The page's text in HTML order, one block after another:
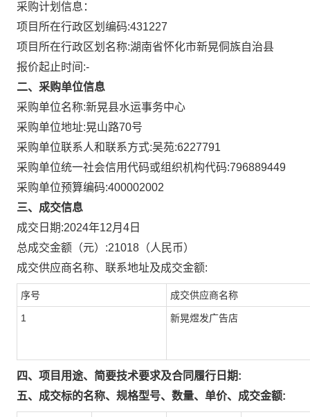
采购计划信息：
项目所在行政区划编码:431227
项目所在行政区划名称:湖南省怀化市新晃侗族自治县
报价起止时间:-
二、采购单位信息
采购单位名称:新晃县水运事务中心
采购单位地址:晃山路70号
采购单位联系人和联系方式:吴苑:6227791
采购单位统一社会信用代码或组织机构代码:796889449
采购单位预算编码:400002002
三、成交信息
成交日期:2024年12月4日
总成交金额（元）:21018 （人民币）
成交供应商名称、联系地址及成交金额:
序号 成交供应商名称
1 新晃煜发广告店
四、项目用途、简要技术要求及合同履行日期:
五、成交标的名称、规格型号、数量、单价、成交金额: